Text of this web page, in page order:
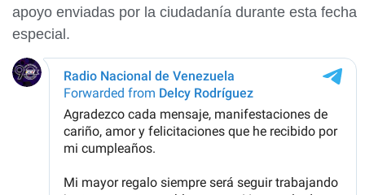
apoyo enviadas por la ciudadanía durante esta fecha
especial.